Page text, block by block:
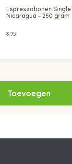
Espressobonen Single
Nicaragua – 250 gram
8,95
Toevoegen